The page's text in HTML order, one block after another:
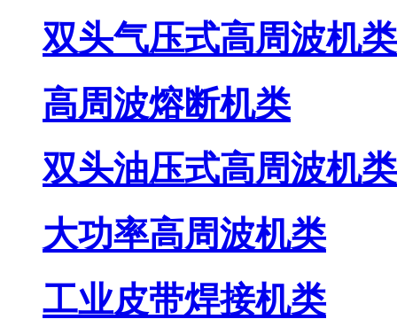
双头气压式高周波机类
高周波熔断机类
双头油压式高周波机类
大功率高周波机类
工业皮带焊接机类